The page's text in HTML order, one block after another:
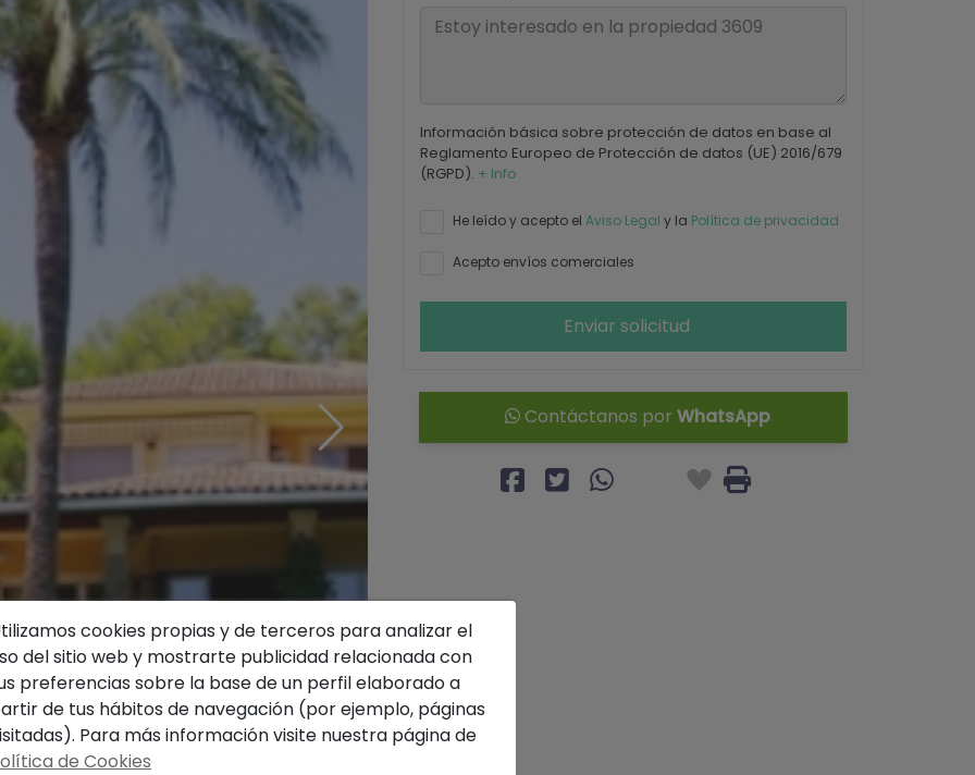
Información básica sobre protección de datos en base al
Reglamento Europeo de Protección de datos (UE) 2016/679
(RGPD). + Info
He leído y acepto el Aviso Legal y la Política de privacidad
Acepto envíos comerciales
Enviar solicitud
Contáctanos por WhatsApp
cookies propias y de terceros para analizar el
del sitio web y mostrarte publicidad relacionada con
preferencias sobre la base de un perfil elaborado a
de tus hábitos de navegación (por ejemplo, páginas
Para más información visite nuestra página de
de Cookies